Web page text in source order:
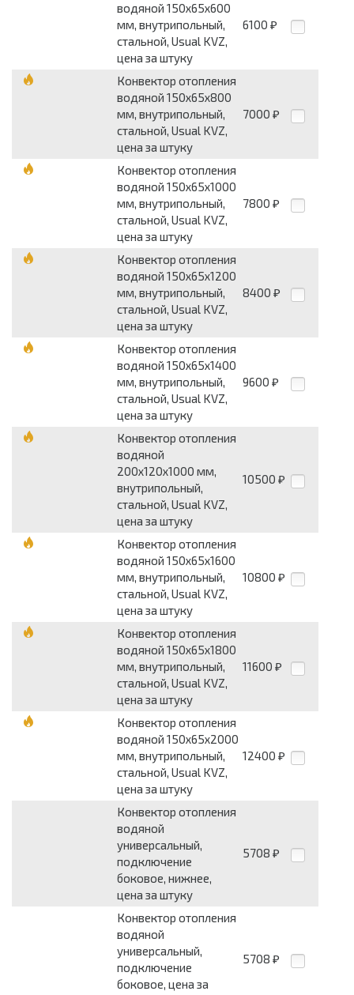
водяной 150х65х600
мм, внутрипольный,
стальной, Usual KVZ,
цена за штуку
6100 ₽
Конвектор отопления
водяной 150х65х800
мм, внутрипольный,
стальной, Usual KVZ,
цена за штуку
7000 ₽
Конвектор отопления
водяной 150х65х1000
мм, внутрипольный,
стальной, Usual KVZ,
цена за штуку
7800 ₽
Конвектор отопления
водяной 150х65х1200
мм, внутрипольный,
стальной, Usual KVZ,
цена за штуку
8400 ₽
Конвектор отопления
водяной 150х65х1400
мм, внутрипольный,
стальной, Usual KVZ,
цена за штуку
9600 ₽
Конвектор отопления
водяной
200х120х1000 мм,
внутрипольный,
стальной, Usual KVZ,
цена за штуку
10500 ₽
Конвектор отопления
водяной 150х65х1600
мм, внутрипольный,
стальной, Usual KVZ,
цена за штуку
10800 ₽
Конвектор отопления
водяной 150х65х1800
мм, внутрипольный,
стальной, Usual KVZ,
цена за штуку
11600 ₽
Конвектор отопления
водяной 150х65х2000
мм, внутрипольный,
стальной, Usual KVZ,
цена за штуку
12400 ₽
Конвектор отопления
водяной
универсальный,
подключение
боковое, нижнее,
цена за штуку
5708 ₽
Конвектор отопления
водяной
универсальный,
подключение
боковое, цена за
5708 ₽